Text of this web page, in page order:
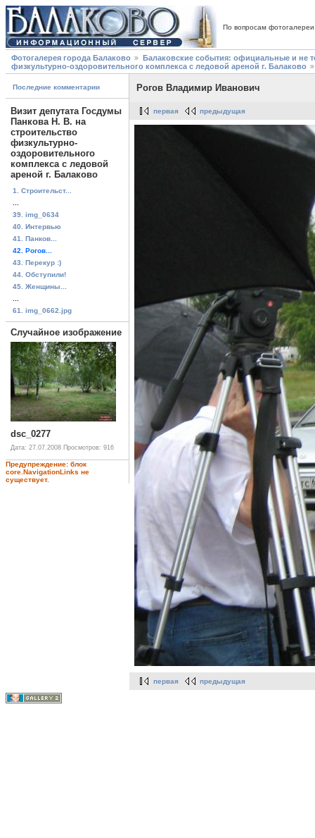
По вопросам
Фотогалерея города Балаково
Балаковские события: официальные и не
физкультурно-оздоровительного комплекса с ледовой ареной г. Балаково
Последние комментарии
Визит депутата Госдумы
Панкова Н. В. на
строительство
физкультурно-
оздоровительного
комплекса с ледовой
ареной г. Балаково
1. Строительст...
39. img_0634
40. Интервью
41. Панков...
42. Рогов...
43. Перекур :)
44. Обступили!
45. Женщины...
61. img_0662.jpg
Случайное изображение
dsc_0277
Дата: 27.07.2008 Просмотров: 916
Предупреждение: блок
core.NavigationLinks не
существует.
Рогов Владимир Иванович
первая предыдущая
первая предыдущая